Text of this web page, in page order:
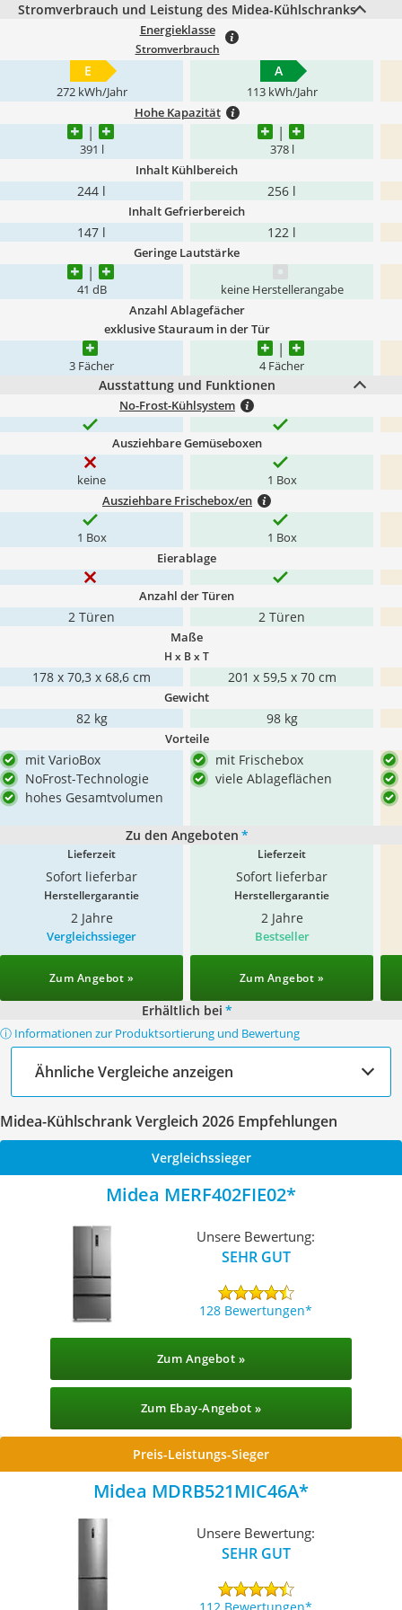
Stromverbrauch und Leistung des Midea-Kühlschranks
Energieklasse
Stromverbrauch
E
272 kWh/Jahr
A
113 kWh/Jahr
Hohe Kapazität
391 l 378 l
Inhalt Kühlbereich
244 l 256 l
Inhalt Gefrierbereich
147 l 122 l
Geringe Lautstärke
41 dB keine Herstellerangabe
Anzahl Ablagefächer
exklusive Stauraum in der Tür
3 Fächer 4 Fächer
Ausstattung und Funktionen
No-Frost-Kühlsystem
Ausziehbare Gemüseboxen
keine 1 Box
Ausziehbare Frischebox/en
1 Box 1 Box
Eierablage
Anzahl der Türen
2 Türen 2 Türen
Maße
H x B x T
178 x 70,3 x 68,6 cm 201 x 59,5 x 70 cm
Gewicht
82 kg 98 kg
Vorteile
mit VarioBox
NoFrost-Technologie
hohes Gesamtvolumen
mit Frischebox
viele Ablageflächen
Zu den Angeboten *
Lieferzeit
Sofort lieferbar
Lieferzeit
Sofort lieferbar
Herstellergarantie
2 Jahre
Herstellergarantie
2 Jahre
Vergleichssieger
Zum Angebot »
Bestseller
Zum Angebot »
Erhältlich bei *
ⓘ Informationen zur Produktsortierung und Bewertung
Ähnliche Vergleiche anzeigen
Midea-Kühlschrank Vergleich 2026 Empfehlungen
Vergleichssieger
Midea MERF402FIE02
Unsere Bewertung:
SEHR GUT
128 Bewertungen
Zum Angebot »
Zum Ebay-Angebot »
Preis-Leistungs-Sieger
Midea MDRB521MIC46A
Unsere Bewertung:
SEHR GUT
112 Bewertungen